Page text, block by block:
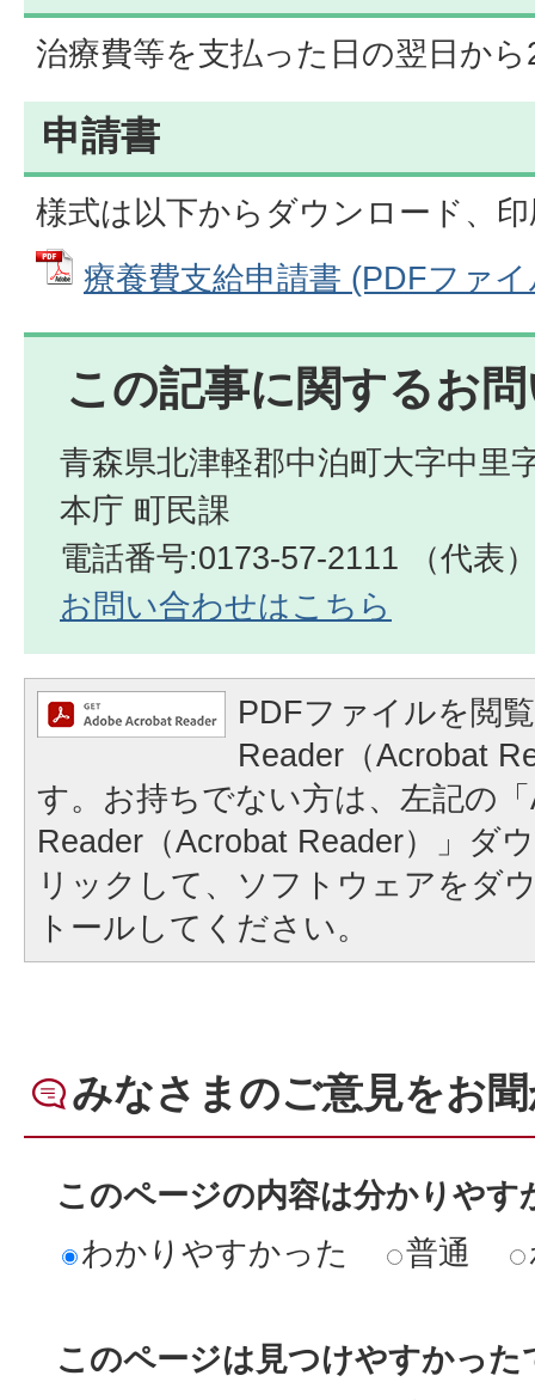
治療費等を支払った日の翌日から
申請書
様式は以下からダウンロード、
療養費支給申請書 (PDFファ
この記事に関するお
青森県北津軽郡中泊町大字中里
本庁 町民課
電話番号:0173-57-2111 （代表
お問い合わせはこちら
PDFファイルを閲
Reader（Acrobat
す。お持ちでない方は、左記の
Reader（Acrobat Reader）」ダ
リックして、ソフトウェアをダ
トールしてください。
みなさまのご意見をお
このページの内容は分かりやす
わかりやすかった
普通
このページは見つけやすかった